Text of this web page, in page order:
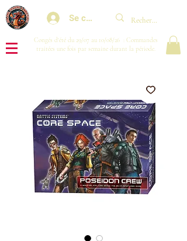
Se connecter
Congés d'été du 29/07 au 10/08/26 : Commandes
traitées une fois par semaine durant la période.